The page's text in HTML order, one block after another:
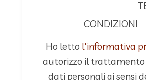
CONDIZIONI
Ho letto l'informativa
autorizzo il trattamento
dati personali ai sensi